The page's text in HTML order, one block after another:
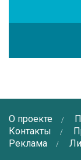
О проекте
Контакты
Реклама